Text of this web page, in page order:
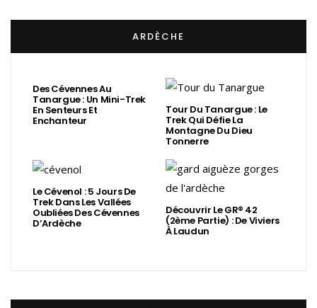
ARDÈCHE
Des Cévennes Au
Tanargue : Un Mini-Trek
En Senteurs Et
Enchanteur
Tour Du Tanargue : Le
Trek Qui Défie La
Montagne Du Dieu
Tonnerre
Le Cévenol : 5 Jours De
Trek Dans Les Vallées
Oubliées Des Cévennes
D’Ardèche
Découvrir Le GR® 42
(2ème Partie) : De Viviers
À Laudun